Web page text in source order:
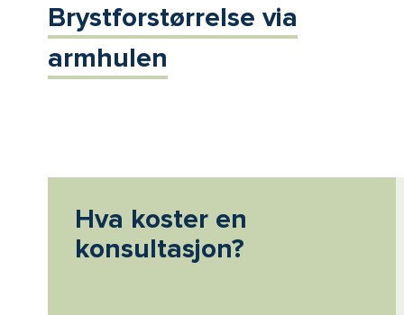
Brystforstørrelse via
armhulen
Hva koster en
konsultasjon?